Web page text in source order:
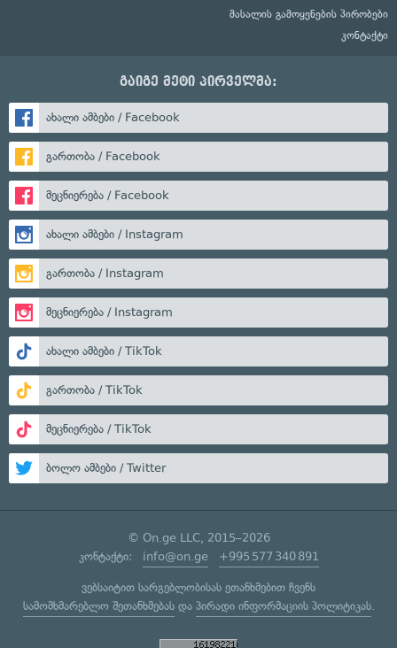
მასალის გამოყენების პირობები
კონტაქტი
გაიგე მეტი პირველმა:
ახალი ამბები / Facebook
გართობა / Facebook
მეცნიერება / Facebook
ახალი ამბები / Instagram
გართობა / Instagram
მეცნიერება / Instagram
ახალი ამბები / TikTok
გართობა / TikTok
მეცნიერება / TikTok
ბოლო ამბები / Twitter
© On.ge LLC, 2015–2026
კონტაქტი: info@on.ge +995 577 340 891
ვებსაიტით სარგებლობისას ეთანხმებით ჩვენს
სამომხმარებლო შეთანხმებასდა პირადი ინფორმაციის პოლიტიკას.